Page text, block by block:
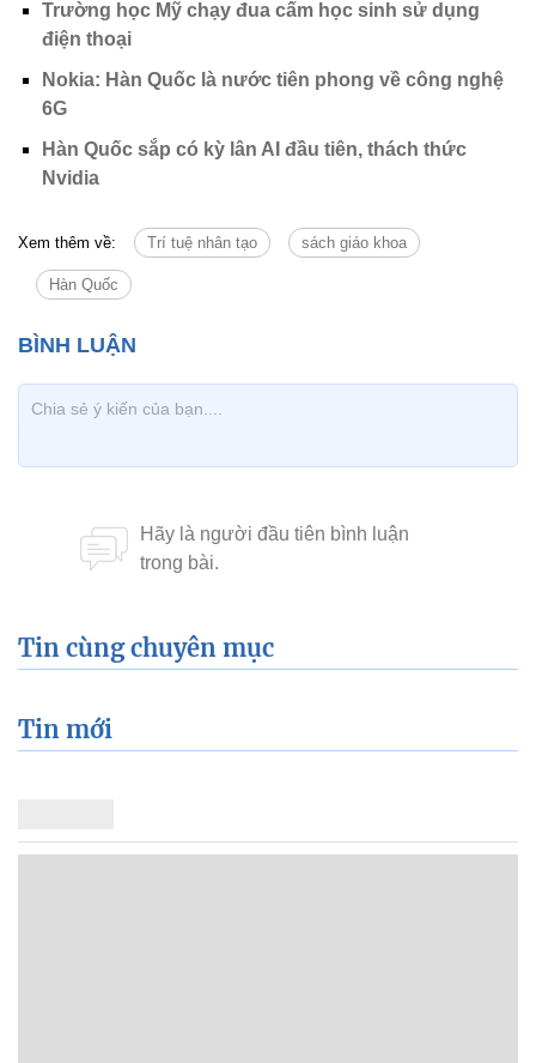
Trường học Mỹ chạy đua cấm học sinh sử dụng
điện thoại
Nokia: Hàn Quốc là nước tiên phong về công nghệ
6G
Hàn Quốc sắp có kỳ lân AI đầu tiên, thách thức
Nvidia
Xem thêm về: Trí tuệ nhân tạo sách giáo khoa
Hàn Quốc
Tin cùng chuyên mục
Tin mới